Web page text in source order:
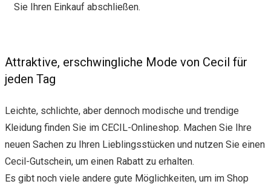
Sie Ihren Einkauf abschließen.
Attraktive, erschwingliche Mode von Cecil für
jeden Tag
Leichte, schlichte, aber dennoch modische und trendige
Kleidung finden Sie im CECIL-Onlineshop. Machen Sie Ihre
neuen Sachen zu Ihren Lieblingsstücken und nutzen Sie einen
Cecil-Gutschein, um einen Rabatt zu erhalten.
Es gibt noch viele andere gute Möglichkeiten, um im Shop